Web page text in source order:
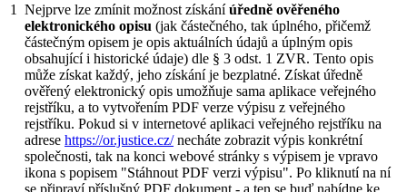
1 Nejprve lze zmínit možnost získáníúředně ověřeného
elektronického opisu (jak částečného, tak úplného, přičemž
částečným opisem je opis aktuálních údajů a úplným opis
obsahující i historické údaje) dle § 3 odst. 1 ZVR. Tento opis
může získat každý, jeho získání je bezplatné. Získat úředně
ověřený elektronický opis umožňuje sama aplikace veřejného
rejstříku, a to vytvořením PDF verze výpisu z veřejného
rejstříku. Pokud si v internetové aplikaci veřejného rejstříku na
adrese https://or.justice.cz/necháte zobrazit výpis konkrétní
společnosti, tak na konci webové stránky s výpisem je vpravo
ikona s popisem "Stáhnout PDF verzi výpisu". Po kliknutí na ní
se připraví příslušný PDF dokument - a ten se buď nabídne ke